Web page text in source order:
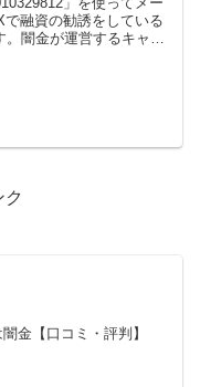
で融資の勧誘をしている
闇金が運営するキャッ
金【口コミ・評判】